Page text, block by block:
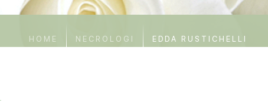
HOME NECROLOGI EDDA RUSTICHELLI